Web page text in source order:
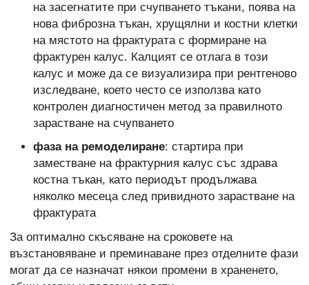
на засегнатите при счупването тъкани, поява на
нова фиброзна тъкан, хрущялни и костни клетки
на мястото на фрактурата с формиране на
фрактурен калус. Калцият се отлага в този
калус и може да се визуализира при рентгеново
изследване, което често се използва като
контролен диагностичен метод за правилното
зарастване на счупването
фаза на ремоделиране: стартира при
заместване на фрактурния калус със здрава
костна тъкан, като периодът продължава
няколко месеца след привидното зарастване на
фрактурата
За оптимално скъсяване на сроковете на
възстановяване и преминаване през отделните фази
могат да се назначат някои промени в храненето,